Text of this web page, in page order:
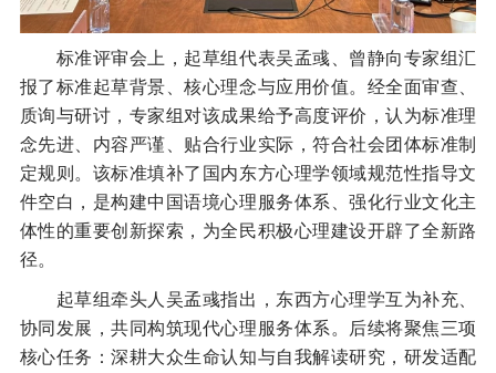
标准评审会上，起草组代表吴孟彧、曾静向专家组汇
报了标准起草背景、核心理念与应用价值。经全面审查、
质询与研讨，专家组对该成果给予高度评价，认为标准理
念先进、内容严谨、贴合行业实际，符合社会团体标准制
定规则。该标准填补了国内东方心理学领域规范性指导文
件空白，是构建中国语境心理服务体系、强化行业文化主
体性的重要创新探索，为全民积极心理建设开辟了全新路
径。
起草组牵头人吴孟彧指出，东西方心理学互为补充、
协同发展，共同构筑现代心理服务体系。后续将聚焦三项
核心任务：深耕大众生命认知与自我解读研究，研发适配